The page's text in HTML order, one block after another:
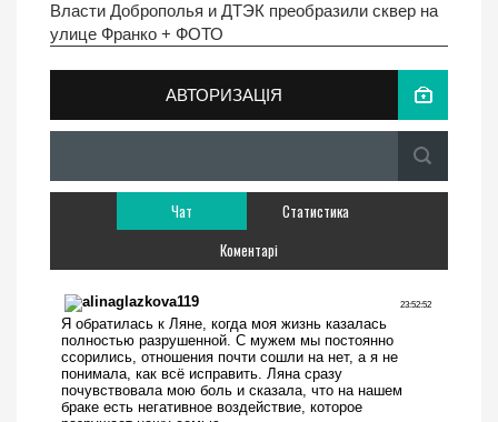
Власти Доброполья и ДТЭК преобразили сквер на
улице Франко + ФОТО
АВТОРИЗАЦІЯ
Чат
Статистика
Коментарі